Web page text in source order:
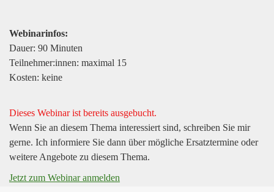
Webinarinfos:
Dauer: 90 Minuten
Teilnehmer:innen: maximal 15
Kosten: keine
Dieses Webinar ist bereits ausgebucht.
Wenn Sie an diesem Thema interessiert sind, schreiben Sie mir
gerne. Ich informiere Sie dann über mögliche Ersatztermine oder
weitere Angebote zu diesem Thema.
Jetzt zum Webinar anmelden